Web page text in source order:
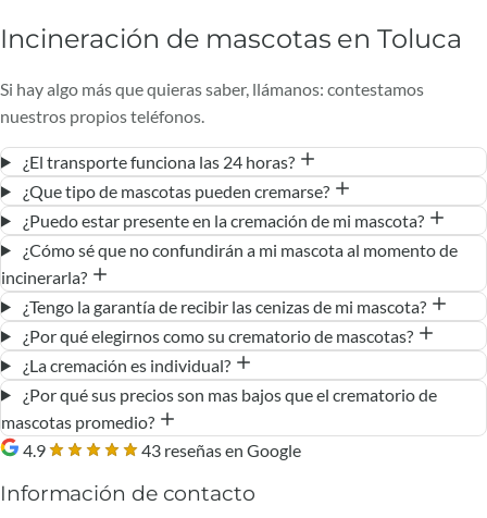
Incineración de mascotas en Toluca
Si hay algo más que quieras saber, llámanos: contestamos
nuestros propios teléfonos.
¿El transporte funciona las 24 horas?
¿Que tipo de mascotas pueden cremarse?
¿Puedo estar presente en la cremación de mi mascota?
¿Cómo sé que no confundirán a mi mascota al momento de
incinerarla?
¿Tengo la garantía de recibir las cenizas de mi mascota?
¿Por qué elegirnos como su crematorio de mascotas?
¿La cremación es individual?
¿Por qué sus precios son mas bajos que el crematorio de
mascotas promedio?
4.9
43 reseñas en Google
Información de contacto